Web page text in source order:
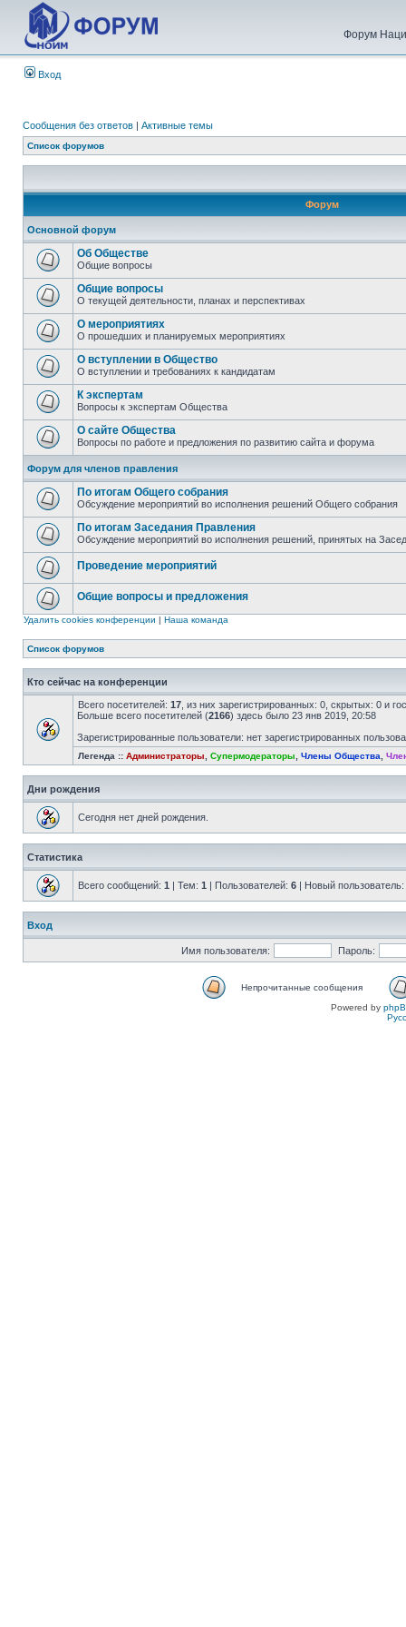
Форум
Вход
Сообщения без ответов | Активные темы
Список форумов
Форум
Основной форум
Об Обществе
Общие вопросы
Общие вопросы
О текущей деятельности, планах и перспективах
О мероприятиях
О прошедших и планируемых мероприятиях
О вступлении в Общество
О вступлении и требованиях к кандидатам
К экспертам
Вопросы к экспертам Общества
О сайте Общества
Вопросы по работе и предложения по развитию сайта и форума
Форум для членов правления
По итогам Общего собрания
Обсуждение мероприятий во исполнения решений Общего собрания
По итогам Заседания Правления
Обсуждение мероприятий во исполнения решений, принятых на
Проведение мероприятий
Общие вопросы и предложения
Удалить cookies конференции | Наша команда
Список форумов
Кто сейчас на конференции
Всего посетителей: 17 , из них зарегистрированных: 0, скрытых: 0 и
Больше всего посетителей (2166) здесь было 23 янв 2019, 20:58
Зарегистрированные пользователи: нет зарегистрированных
Легенда :: Администраторы Супермодераторы Члены Общества
Дни рождения
Сегодня нет дней рождения.
Статистика
Всего сообщений: 1 | Тем: 1 | Пользователей: 6 | Новый пользователь:
Вход
Имя пользователя: Пароль:
Непрочитанные сообщения
Powered by